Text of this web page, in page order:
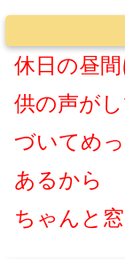
休日の昼
供の声が
づいてめ
あるから
ちゃんと